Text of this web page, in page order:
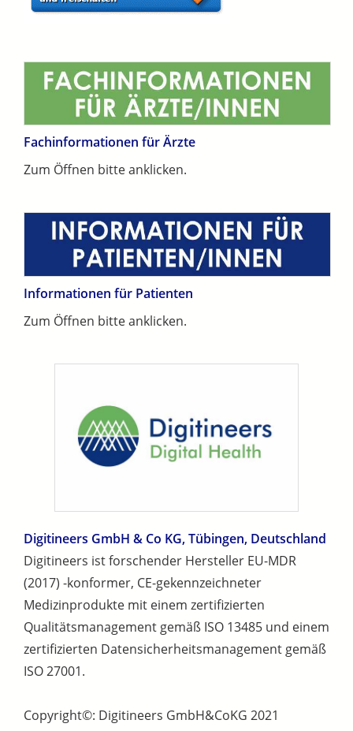
Fachinformationen für Ärzte
Zum Öffnen bitte anklicken.
Informationen für Patienten
Zum Öffnen bitte anklicken.
Digitineers GmbH & Co KG, Tübingen, Deutschland
Digitineers ist forschender Hersteller EU-MDR
(2017) -konformer, CE-gekennzeichneter
Medizinprodukte mit einem zertifizierten
Qualitätsmanagement gemäß ISO 13485 und einem
zertifizierten Datensicherheitsmanagement gemäß
ISO 27001.
Copyright©: Digitineers GmbH&CoKG 2021